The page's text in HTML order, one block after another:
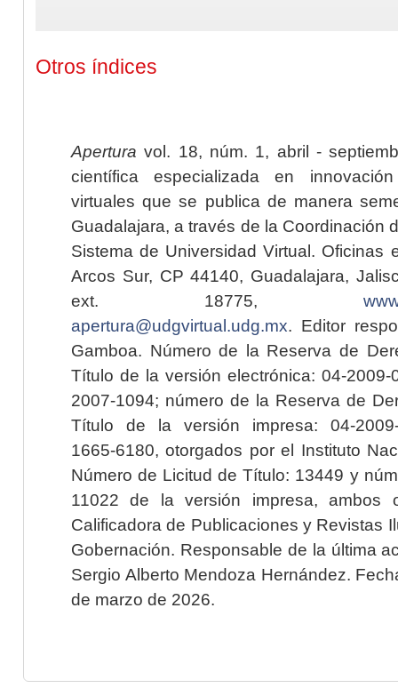
Otros índices
Apertura vol. 18, núm. 1, abril -
científica especializada en
virtuales que se publica de manera
Guadalajara, a través de la Coordinación
Sistema de Universidad Virtual. Oficinas
Arcos Sur, CP 44140, Guadalajara,
ext. 18775,
apertura@udgvirtual.udg.mx. Editor
Gamboa. Número de la Reserva de
Título de la versión electrónica: 04-2009-
2007-1094; número de la Reserva de
Título de la versión impresa: 04-2009-
1665-6180, otorgados por el Instituto
Número de Licitud de Título: 13449 y
11022 de la versión impresa, ambos
Calificadora de Publicaciones y Revistas
Gobernación. Responsable de la última
Sergio Alberto Mendoza Hernández.
de marzo de 2026.